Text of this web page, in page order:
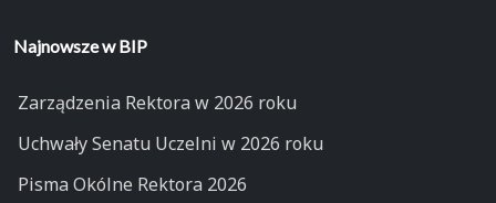
Najnowsze w BIP
Zarządzenia Rektora w 2026 roku
Uchwały Senatu Uczelni w 2026 roku
Pisma Okólne Rektora 2026